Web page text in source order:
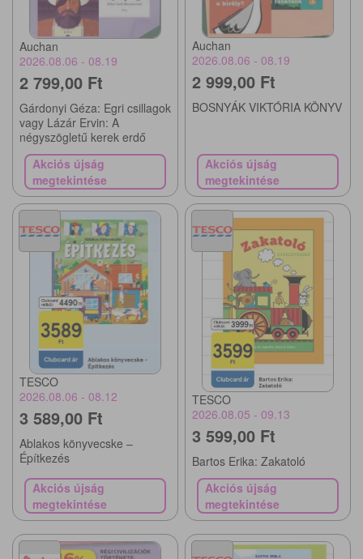
Auchan
2026.08.06 - 08.19
2 799,00 Ft
Gárdonyi Géza: Egri csillagok
vagy Lázár Ervin: A
négyszögletű kerek erdő
Akciós újság
megtekintése
Auchan
2026.08.06 - 08.19
2 999,00 Ft
BOSNYÁK VIKTÓRIA KÖNYV
Akciós újság
megtekintése
TESCO
2026.08.06 - 08.12
3 589,00 Ft
Ablakos könyvecske –
Építkezés
Akciós újság
megtekintése
TESCO
2026.08.05 - 09.13
3 599,00 Ft
Bartos Erika: Zakatoló
Akciós újság
megtekintése